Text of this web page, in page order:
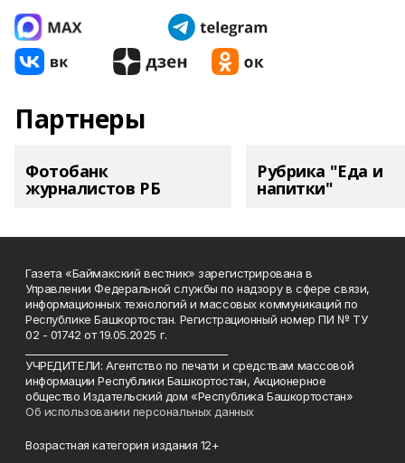
Партнеры
Фотобанк
журналистов РБ
Рубрика "Еда и
напитки"
Газета «Баймакский вестник» зарегистрирована в
Управлении Федеральной службы по надзору в сфере связи,
информационных технологий и массовых коммуникаций по
Республике Башкортостан. Регистрационный номер ПИ № ТУ
02 - 01742 от 19.05.2025 г.
УЧРЕДИТЕЛИ: Агентство по печати и средствам массовой
информации Республики Башкортостан, Акционерное
общество Издательский дом «Республика Башкортостан»
Об использовании персональных данных
Возрастная категория издания 12+